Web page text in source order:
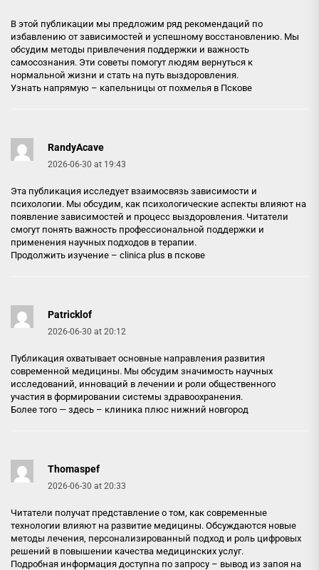
В этой публикации мы предложим ряд рекомендаций по
избавлению от зависимостей и успешному восстановлению. Мы
обсудим методы привлечения поддержки и важность
самосознания. Эти советы помогут людям вернуться к
нормальной жизни и стать на путь выздоровления.
Узнать напрямую – капельницы от похмелья в Пскове
RandyAcave
2026-06-30 at 19:43
Эта публикация исследует взаимосвязь зависимости и
психологии. Мы обсудим, как психологические аспекты влияют на
появление зависимостей и процесс выздоровления. Читатели
смогут понять важность профессиональной поддержки и
применения научных подходов в терапии.
Продолжить изучение – clinica plus в пскове
Patricklof
2026-06-30 at 20:12
Публикация охватывает основные направления развития
современной медицины. Мы обсудим значимость научных
исследований, инноваций в лечении и роли общественного
участия в формировании системы здравоохранения.
Более того — здесь – клиника плюс нижний новгород
Thomaspef
2026-06-30 at 20:33
Читатели получат представление о том, как современные
технологии влияют на развитие медицины. Обсуждаются новые
методы лечения, персонализированный подход и роль цифровых
решений в повышении качества медицинских услуг.
Подробная информация доступна по запросу – вывод из запоя на